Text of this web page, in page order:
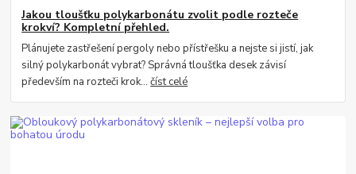
Jakou tloušťku polykarbonátu zvolit podle rozteče
krokví? Kompletní přehled.
Plánujete zastřešení pergoly nebo přístřešku a nejste si jistí, jak
silný polykarbonát vybrat? Správná tloušťka desek závisí
především na rozteči krok...číst celé